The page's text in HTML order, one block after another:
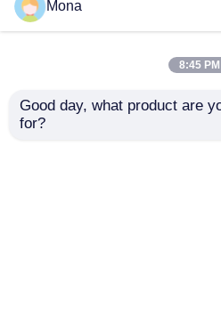
Gurt, der versiegelnde
Art Uräthan-Umsäumen
Mona
8:45 PM
Good day, what product are
for?